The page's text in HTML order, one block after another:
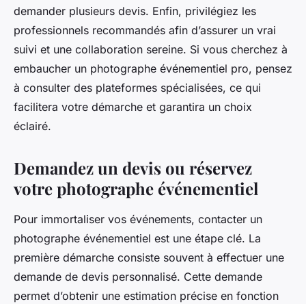
demander plusieurs devis. Enfin, privilégiez les
professionnels recommandés afin d’assurer un vrai
suivi et une collaboration sereine. Si vous cherchez à
embaucher un photographe événementiel pro, pensez
à consulter des plateformes spécialisées, ce qui
facilitera votre démarche et garantira un choix
éclairé.
Demandez un devis ou réservez
votre photographe événementiel
Pour immortaliser vos événements, contacter un
photographe événementiel est une étape clé. La
première démarche consiste souvent à effectuer une
demande de devis personnalisé. Cette demande
permet d’obtenir une estimation précise en fonction